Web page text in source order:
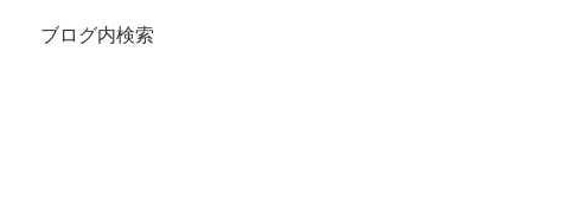
ブログ内検索